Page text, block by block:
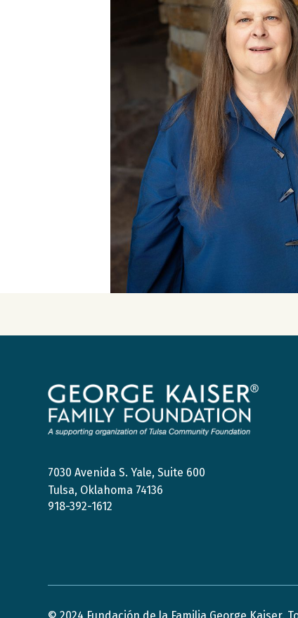
Fundación
de
la
Familia
Kaiser
7030 Avenida S. Yale, Suite 600
Tulsa, Oklahoma 74136
918-392-1612
© 2024 Fundación de la Familia George Kaiser.